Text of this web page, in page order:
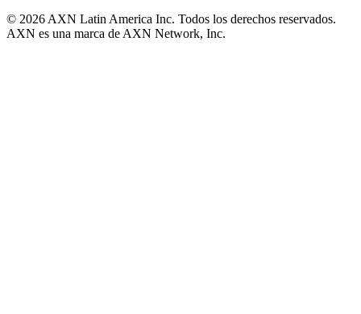
© 2026 AXN Latin America Inc. Todos los derechos reservados.
AXN es una marca de AXN Network, Inc.